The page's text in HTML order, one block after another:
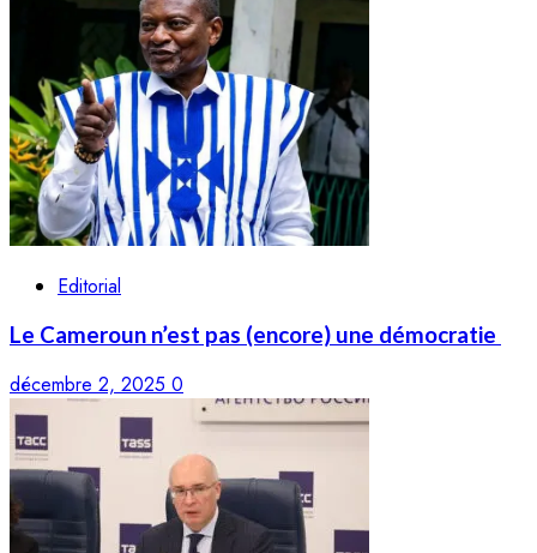
Editorial
Le Cameroun n’est pas (encore) une démocratie
décembre 2, 2025 0